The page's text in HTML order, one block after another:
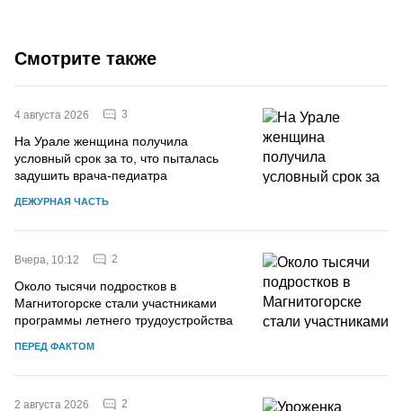
Смотрите также
4 августа 2026 3
На Урале женщина получила
условный срок за то, что пыталась
задушить врача-педиатра
ДЕЖУРНАЯ ЧАСТЬ
Вчера, 10:12 2
Около тысячи подростков в
Магнитогорске стали участниками
программы летнего трудоустройства
ПЕРЕД ФАКТОМ
2 августа 2026 2